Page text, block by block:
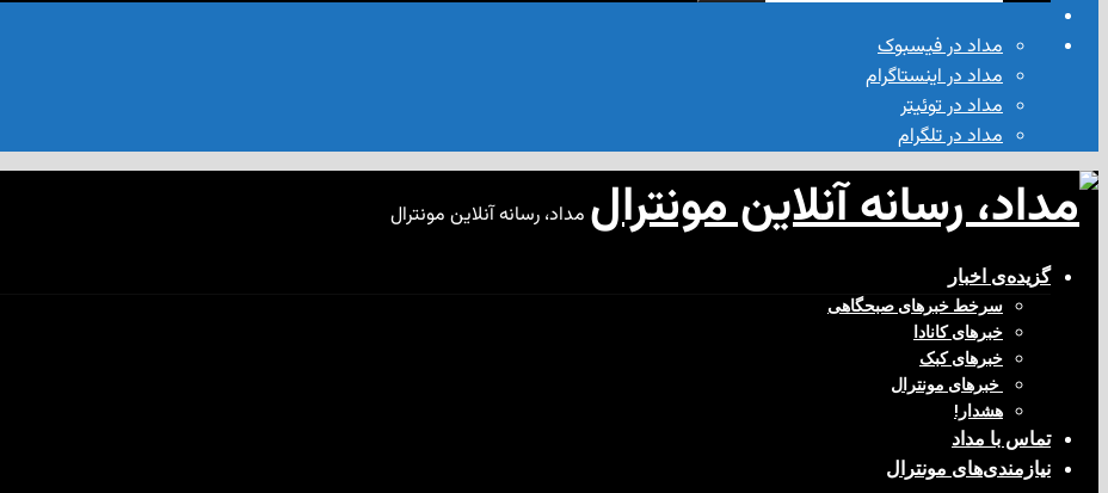
مداد در فیسبوک
مداد در اینستاگرام
مداد در توئیتر
مداد در تلگرام
مداد، رسانه آنلاین مونترال
گزیده‌ی‌ اخبار
سرخط خبرهای صبحگاهی
خبرهای کانادا
خبرهای کبک
‌ خبرهای مونترال
هشدار!
تماس با مداد
نیازمندی‌های مونترال